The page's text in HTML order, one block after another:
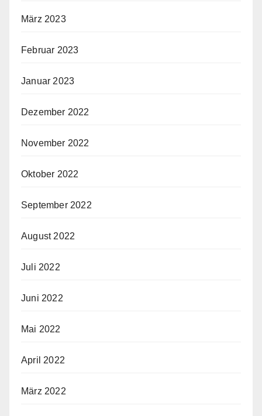
März 2023
Februar 2023
Januar 2023
Dezember 2022
November 2022
Oktober 2022
September 2022
August 2022
Juli 2022
Juni 2022
Mai 2022
April 2022
März 2022